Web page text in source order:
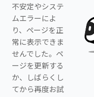
不安定やシステ
ムエラーによ
り、ページを正
常に表示できま
せんでした。ペ
ージを更新する
か、しばらくし
てから再度お試